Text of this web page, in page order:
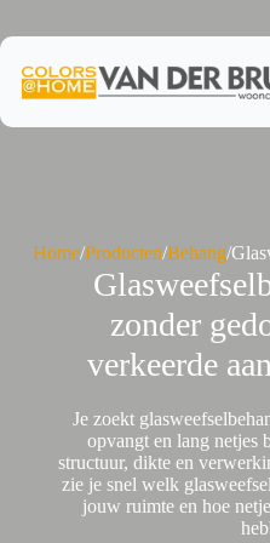
de
inhoud
Home/Producten/Behang/
zonder
verkeerde
Je zoekt
opvangt en lang netjes
structuur, dikte en
zie je snel welk
jouw ruimte en hoe